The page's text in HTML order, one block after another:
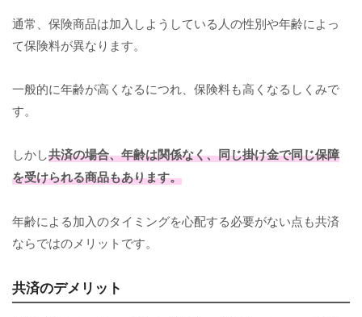
通常、保険商品は加入しようしている人の性別や年齢によっ
て保険料が異なります。
一般的に年齢が高くなるにつれ、保険料も高くなるしくみで
す。
しかし共済の場合、年齢は関係なく、同じ掛け金で同じ保障
を受けられる商品もあります。
年齢による加入のタイミングを心配する必要がない点も共済
ならではのメリットです。
共済のデメリット